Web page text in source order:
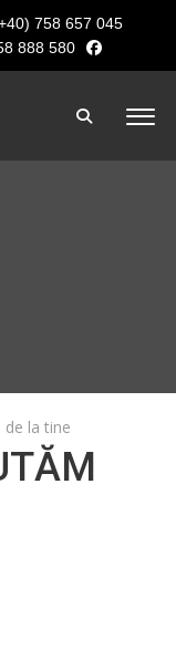
758 657 045
888 580
la tine